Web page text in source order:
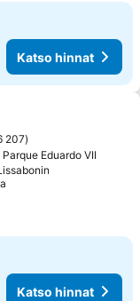
Katso hinnat
207
Eduardo VII
Katso hinnat